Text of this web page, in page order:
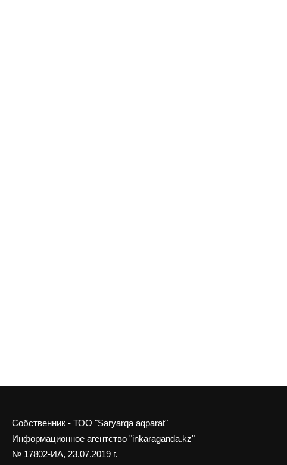
Собственник - ТОО "Saryarqa aqparat"
Информационное агентство "inkaraganda.kz"
№ 17802-ИА, 23.07.2019 г.